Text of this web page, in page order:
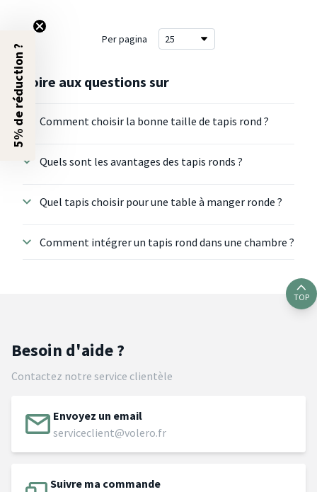
Per pagina
Foire aux questions sur
Comment choisir la bonne taille de tapis rond ?
Quels sont les avantages des tapis ronds ?
Quel tapis choisir pour une table à manger ronde ?
Comment intégrer un tapis rond dans une chambre ?
TOP
Besoin d'aide ?
Contactez notre service clientèle
Envoyez un email
serviceclient@volero.fr
Suivre ma commande
5% de réduction ?